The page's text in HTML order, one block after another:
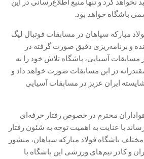
نخواهد کرد و تنها منبع اطلاع‌رسانی در این
باشگاه خواهد بود.
مبارکه سپاهان در مسابقات فوتبال لیگ
و برنامه‌ریزی دقیق صورت گرفته در
آسیایی، باشگاه تلاش خود را به
در این مسابقات صورت خواهد داد و
ایران عزیز در مسابقات آسیایی
محترم در خصوص رفتار حرفه‌ای
با عنایت به اهمیت توجه به شئون رفتار
باشگاه فولاد مبارکه سپاهان، منشور
و کادر تیم‌های ورزشی این باشگاه با